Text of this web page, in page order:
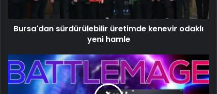
Bursa'dan sürdürülebilir üretimde kenevir odaklı
yeni hamle